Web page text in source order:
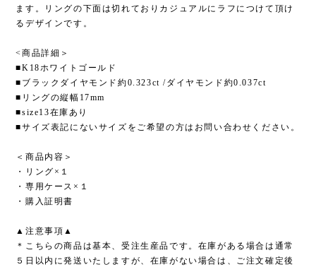
ます。リングの下面は切れておりカジュアルにラフにつけて頂け
るデザインです。
<商品詳細＞
■K18ホワイトゴールド
■ブラックダイヤモンド約0.323ct /ダイヤモンド約0.037ct
■リングの縦幅17mm
■size13在庫あり
■サイズ表記にないサイズをご希望の方はお問い合わせください。
＜商品内容＞
・リング×１
・専用ケース×１
・購入証明書
▲注意事項▲
＊こちらの商品は基本、受注生産品です。在庫がある場合は通常
５日以内に発送いたしますが、在庫がない場合は、ご注文確定後